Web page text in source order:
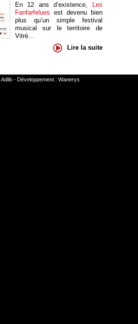
En 12 ans d’existence, Les
Fanfarfelues est devenu bien
plus qu’un simple festival
musical sur le territoire de
Vitré...
Lire la suite
Adlib- Développement : Wanerys